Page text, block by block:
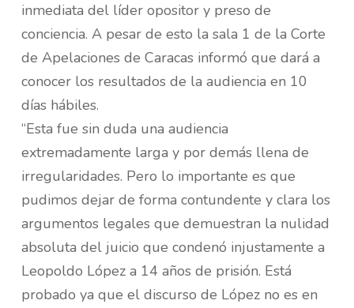
inmediata del líder opositor y preso de
conciencia. A pesar de esto la sala 1 de la Corte
de Apelaciones de Caracas informó que dará a
conocer los resultados de la audiencia en 10
días hábiles.
“Esta fue sin duda una audiencia
extremadamente larga y por demás llena de
irregularidades. Pero lo importante es que
pudimos dejar de forma contundente y clara los
argumentos legales que demuestran la nulidad
absoluta del juicio que condenó injustamente a
Leopoldo López a 14 años de prisión. Está
probado ya que el discurso de López no es en